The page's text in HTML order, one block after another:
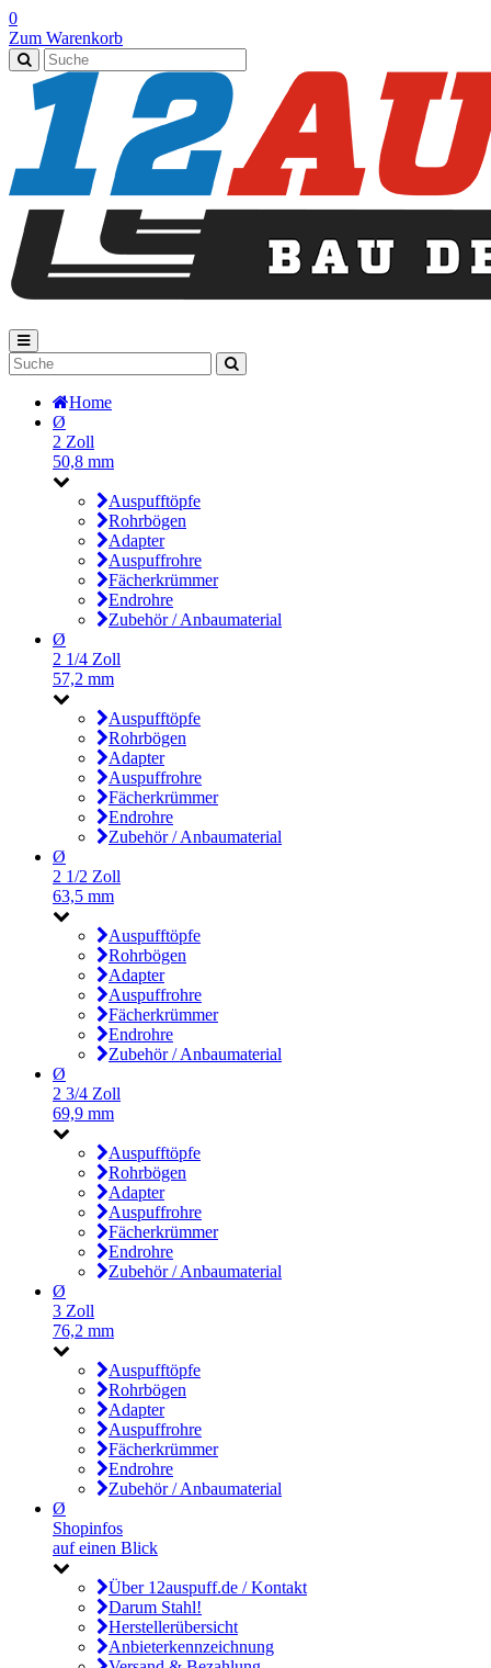
0
Zum Warenkorb
Home
Ø
2 Zoll
50,8 mm
Auspufftöpfe
Rohrbögen
Adapter
Auspuffrohre
Fächerkrümmer
Endrohre
Zubehör / Anbaumaterial
Ø
2 1/4 Zoll
57,2 mm
Auspufftöpfe
Rohrbögen
Adapter
Auspuffrohre
Fächerkrümmer
Endrohre
Zubehör / Anbaumaterial
Ø
2 1/2 Zoll
63,5 mm
Auspufftöpfe
Rohrbögen
Adapter
Auspuffrohre
Fächerkrümmer
Endrohre
Zubehör / Anbaumaterial
Ø
2 3/4 Zoll
69,9 mm
Auspufftöpfe
Rohrbögen
Adapter
Auspuffrohre
Fächerkrümmer
Endrohre
Zubehör / Anbaumaterial
Ø
3 Zoll
76,2 mm
Auspufftöpfe
Rohrbögen
Adapter
Auspuffrohre
Fächerkrümmer
Endrohre
Zubehör / Anbaumaterial
Ø
Shopinfos
auf einen Blick
Über 12auspuff.de / Kontakt
Darum Stahl!
Herstellerübersicht
Anbieterkennzeichnung